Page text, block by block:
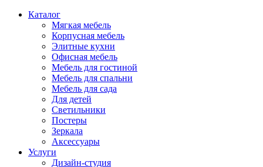
Каталог
Мягкая мебель
Корпусная мебель
Элитные кухни
Офисная мебель
Мебель для гостиной
Мебель для спальни
Мебель для сада
Для детей
Светильники
Постеры
Зеркала
Аксессуары
Услуги
Дизайн-студия